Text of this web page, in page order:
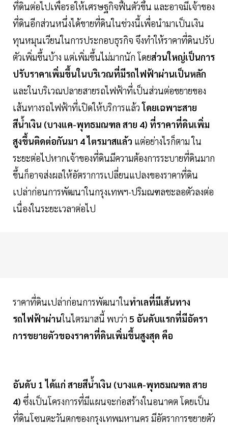
ที่ดินต่อไปเพื่อรอให้เศรษฐกิจฟื้นตัวขึ้น และอาจมีเจ้าของ
ที่ดินอีกส่วนหนึ่งได้ขายที่ดินในช่วงนี้เพื่อนำมาเป็นเงิน
ทุนหมุนเวียนในการประกอบธุรกิจ จึงทำให้ราคาที่ดินปรับ
ตัวเพิ่มขึ้นบ้าง แต่เพิ่มขึ้นไม่มากนัก โดยส่วนใหญ่เป็นการ
ปรับราคาเพิ่มขึ้นในบริเวณที่มีรถไฟฟ้าผ่านเป็นหลัก
และในบริเวณปลายสายรถไฟฟ้าที่เป็นส่วนต่อขยายของ
เส้นทางรถไฟฟ้าที่เปิดให้บริการแล้วโดยเฉพาะสาย
สีน้ำเงิน (บางแค-พุทธมณฑล สาย 4) ที่ราคาที่ดินเพิ่ม
สูงขึ้นติดต่อกันมา 4 ไตรมาสแล้ว แต่อย่างไรก็ตาม ใน
ระยะต่อไปหากเจ้าของที่ดินมีความต้องการระบายที่ดินมาก
ขึ้นก็อาจส่งผลให้อัตราการเปลี่ยนแปลงของราคาที่ดิน
เปล่าก่อนการพัฒนาในกรุงเทพฯ-ปริมณฑลชะลอตัวลงต่อ
เนื่องในระยะเวลาต่อไป
ราคาที่ดินเปล่าก่อนการพัฒนาในทำเลที่มีเส้นทาง
รถไฟฟ้าผ่านในไตรมาสนี้ พบว่า 5 อันดับแรกที่มีอัตรา
การขยายตัวของราคาที่ดินเพิ่มขึ้นสูงสุด คือ
อันดับ 1 ได้แก่ สายสีน้ำเงิน (บางแค-พุทธมณฑล สาย
4) ซึ่งเป็นโครงการที่มีแผนจะก่อสร้างในอนาคต โดยเป็น
ที่ดินโซนตะวันตกของกรุงเทพมหานคร มีอัตราการขยายตัว